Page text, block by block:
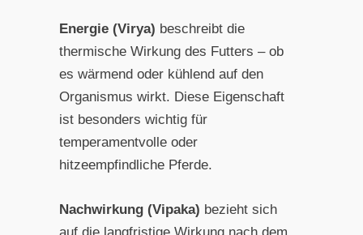
Energie (Virya) beschreibt die
thermische Wirkung des Futters – ob
es wärmend oder kühlend auf den
Organismus wirkt. Diese Eigenschaft
ist besonders wichtig für
temperamentvolle oder
hitzeempfindliche Pferde.
Nachwirkung (Vipaka) bezieht sich